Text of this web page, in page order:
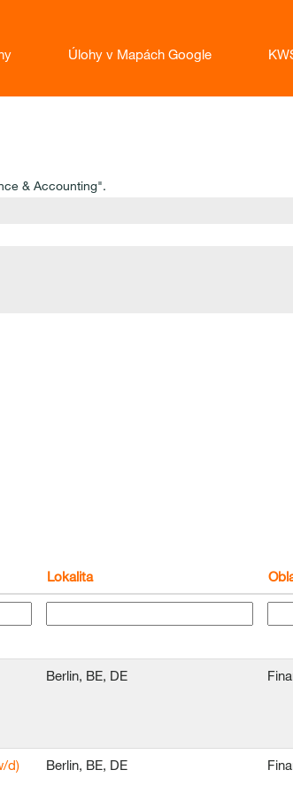
Úlohy v Mapách Google
& Accounting".
Lokalita
Berlin, BE, DE
d) Berlin, BE, DE